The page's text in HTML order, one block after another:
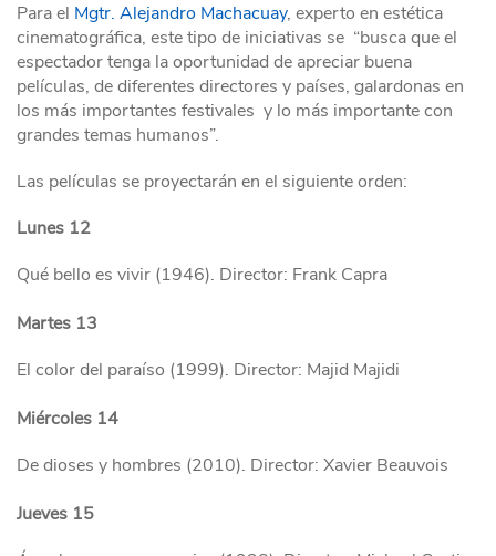
Para el Mgtr. Alejandro Machacuay, experto en estética
cinematográfica, este tipo de iniciativas se “busca que el
espectador tenga la oportunidad de apreciar buena
películas, de diferentes directores y países, galardonas en
los más importantes festivales y lo más importante con
grandes temas humanos”.
Las películas se proyectarán en el siguiente orden:
Lunes 12
Qué bello es vivir (1946). Director: Frank Capra
Martes 13
El color del paraíso (1999). Director: Majid Majidi
Miércoles 14
De dioses y hombres (2010). Director: Xavier Beauvois
Jueves 15